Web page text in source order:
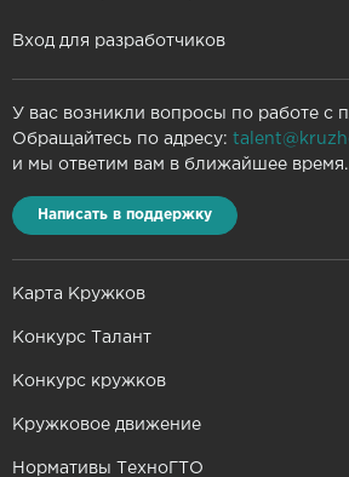
Вход для разработчиков
У вас возникли вопросы по работе с
Обращайтесь по адресу:
и мы ответим вам в ближайшее время.
Написать в поддержку
Карта Кружков
Конкурс Талант
Конкурс кружков
Кружковое движение
Нормативы ТехноГТО